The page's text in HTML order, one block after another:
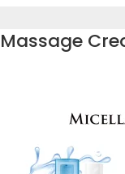
Massage